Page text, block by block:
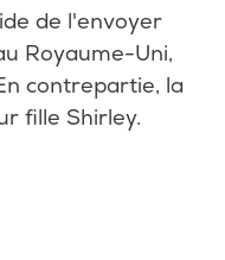
de l'envoyer
Royaume-Uni,
contrepartie, la
fille Shirley.